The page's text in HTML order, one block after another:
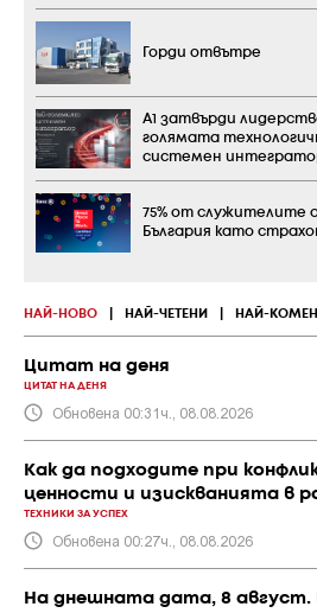
НАЙ-НОВО НАЙ-ЧЕТЕНИ НАЙ-
Цитат на деня
ЦИТАТ НА ДЕНЯ
Обновена 00:31ч., 08.08.2026
Как да подходите при
ценности и изискванията в
ТЕХНИКИ ЗА УСПЕХ
Обновена 00:27ч., 08.08.2026
На днешната дата, 8 август.
Горди отвътре
А1 затвърди
голямата
системен
75% от служителите
България като